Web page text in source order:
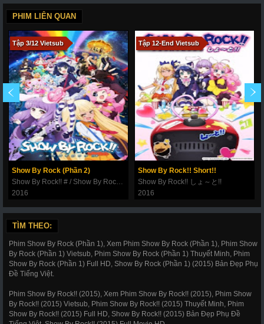
PHIM LIÊN QUAN
Tập 3/12 Vietsub
Show By Rock (Phần 2)
Show By Rock!! # / Show By Rock Season 2
2016
Tập 12-End Vietsub
Show By Rock!! Short!!
Show By Rock!! しょ～と!!
2016
TÌM THEO:
Phim Show By Rock (Phần 1), Xem Phim Show By Rock (Phần 1), Phim Show
By Rock (Phần 1) Vietsub, Phim Show By Rock (Phần 1) Thuyết Minh, Phim
Show By Rock (Phần 1) Full HD, Show By Rock (Phần 1) (2015) Bản Đẹp Phụ
Đề Tiếng Việt.
Phim Show By Rock!! (2015), Xem Phim Show By Rock!! (2015), Phim Show
By Rock!! (2015) Vietsub, Phim Show By Rock!! (2015) Thuyết Minh, Phim
Show By Rock!! (2015) Full HD, Show By Rock!! (2015) Bản Đẹp Phụ Đề